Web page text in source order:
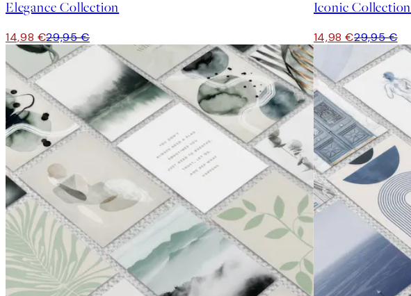
Elegance Collection
14,98 €29,95 €
Iconic Collection
14,98 €29,95 €